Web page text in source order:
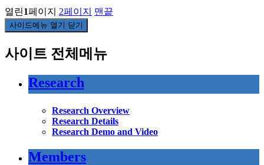
열린1페이지 2페이지 맨끝
사이드메뉴 열기 닫기
사이트 전체메뉴
Research
Research Overview
Research Details
Research Demo and Video
Members